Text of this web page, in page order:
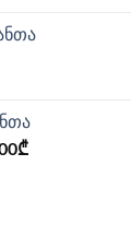
₾Current